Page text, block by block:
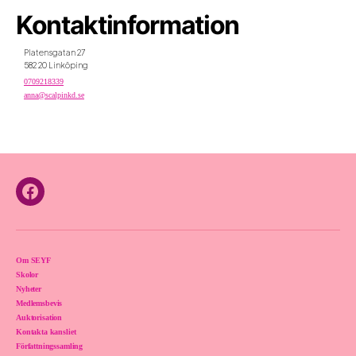
Kontaktinformation
Platensgatan 27
582 20 Linköping
0709218339
anna@scalpinkd.se
Facebook
Om SEYF
Skolor
Nyheter
Medlemsbevis
Auktorisation
Kontakta kansliet
Författningssamling